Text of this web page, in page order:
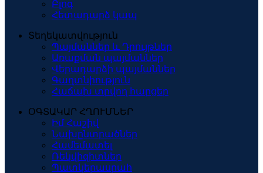
Բլոգ
Հետադարձ կապ
Տեղեկատվություն
Պայմաններ և Դրույթներ
Առաքման պայմաններ
Վերադարձի պայմաններ
Գաղտնիություն
Հաճախ տրվող հարցեր
ՕԳՏԱԿԱՐ ՀՂՈՒՄՆԵՐ
Իմ Հաշիվ
Նախընտրածներ
Համեմատել
Ռեկվիզիտներ
Պատկերասրահ